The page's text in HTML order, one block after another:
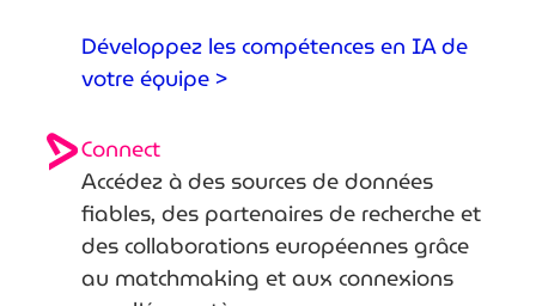
Développez les compétences en IA de
votre équipe >
Connect
Accédez à des sources de données
fiables, des partenaires de recherche et
des collaborations européennes grâce
au matchmaking et aux connexions